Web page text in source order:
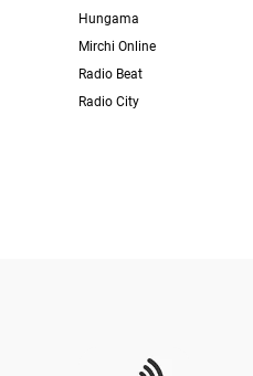
Hungama
Mirchi Online
Radio Beat
Radio City